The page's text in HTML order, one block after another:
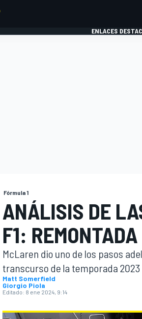
ENLACES
Fórmula 1
ANÁLISIS DE
F1:
McLaren dio uno de los pasos
transcurso de la temporada 2023
Matt Somerfield
Giorgio Piola
Editado: 8 ene 2024, 9:14